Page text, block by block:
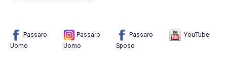
Passaro
Uomo
Passaro
Uomo
Passaro
Sposo
YouTube